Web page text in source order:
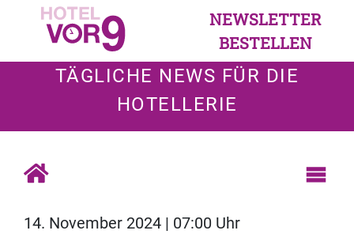
NEWSLETTER
BESTELLEN
TÄGLICHE NEWS FÜR DIE
HOTELLERIE
14. November 2024 | 07:00 Uhr